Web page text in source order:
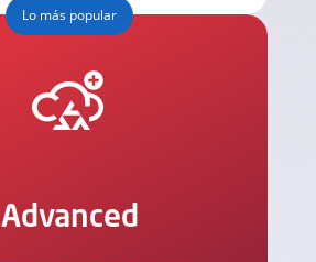
Lo más popular
Advanced